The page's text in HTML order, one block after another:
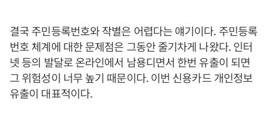
결국 주민등록번호와 작별은 어렵다는 얘기이다. 주민등록
번호 체계에 대한 문제점은 그동안 줄기차게 나왔다. 인터
넷 등의 발달로 온라인에서 남용디면서 한번 유출이 되면
그 위험성이 너무 높기 때문이다. 이번 신용카드 개인정보
유출이 대표적이다.